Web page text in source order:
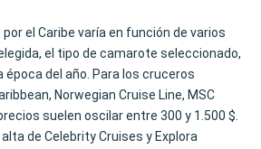
el Caribe varía en función de varios
el tipo de camarote seleccionado,
época del año. Para los cruceros
Norwegian Cruise Line, MSC
suelen oscilar entre 300 y 1.500 $.
de Celebrity Cruises y Explora